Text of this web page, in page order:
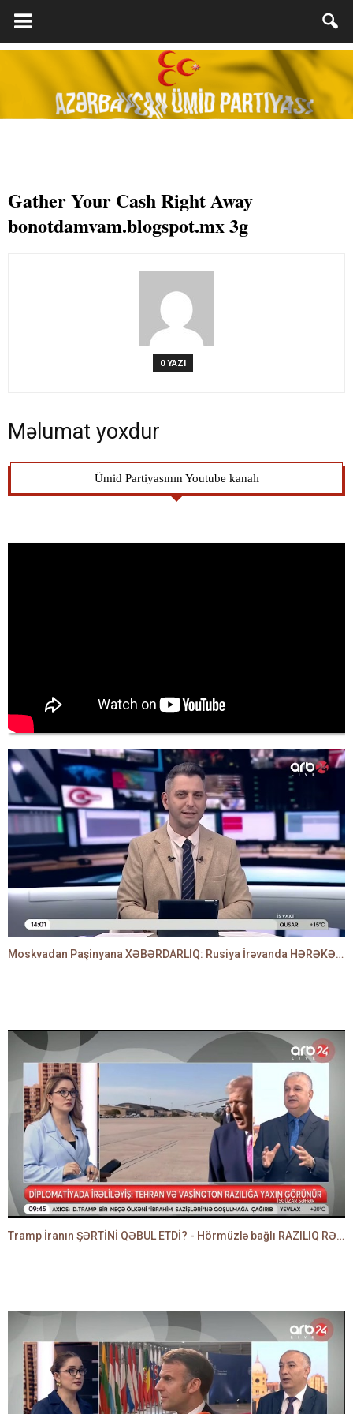
Gather Your Cash Right Away
bonotdamvam.blogspot.mx 3g
0 YAZI
Məlumat yoxdur
Ümid Partiyasının Youtube kanalı
Moskvadan Paşinyana XƏBƏRDARLIQ: Rusiya İrəvanda HƏRƏKƏTƏ KEÇDİ - TAMİLLA QULAMİ danışır
Tramp İranın ŞƏRTİNİ QƏBUL ETDİ? - Hörmüzlə bağlı RAZILIQ RƏSMƏN AÇIQLANIR -BAKİR HƏDƏNBƏYLİ danışır